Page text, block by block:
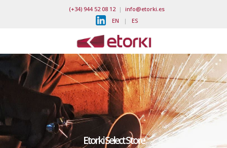
(+34) 944 52 08 12| info@etorki.es
EN | ES
Etorki Select Store